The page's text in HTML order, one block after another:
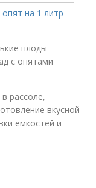
плоды
с опятами
рассоле,
вкусной
емкостей и